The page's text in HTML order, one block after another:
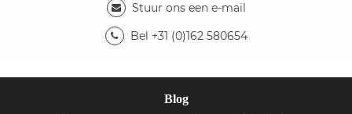
Stuur ons een e-mail
Bel +31 (0)162 580654
Blog